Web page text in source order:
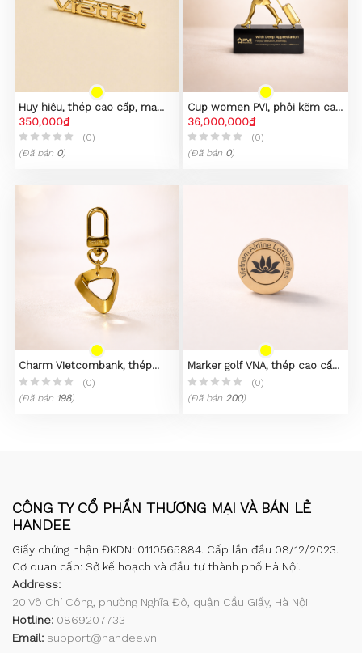
Huy hiệu, thép cao cấp, mạ
PVD vàng 23K
350,000₫
(0)
(Đã bán 0)
Cup women PVI, phôi kẽm cao
cấp
36,000,000₫
(0)
(Đã bán 0)
Charm Vietcombank, thép
không gỉ 316L, mạ vàng 23k
(0)
(Đã bán 198)
Marker golf VNA, thép cao cấp,
mạ PVD vàng 23K
(0)
(Đã bán 200)
CÔNG TY CỔ PHẦN THƯƠNG MẠI VÀ BÁN LẺ
HANDEE
Giấy chứng nhận ĐKDN: 0110565884. Cấp lần đầu 08/12/2023.
Cơ quan cấp: Sở kế hoạch và đầu tư thành phố Hà Nội.
Address:
20 Võ Chí Công, phường Nghĩa Đô, quận Cầu Giấy, Hà Nội
Hotline: 0869207733
Email: support@handee.vn